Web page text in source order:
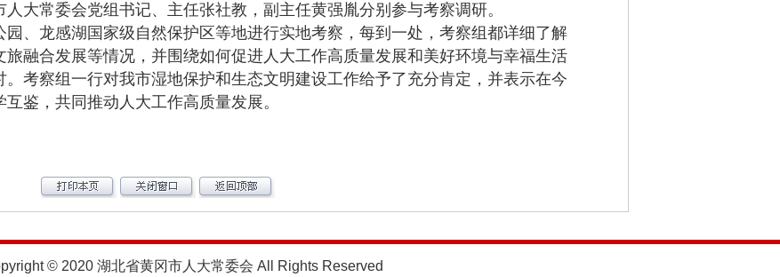
大常委会党组书记、主任张社教，副主任黄强胤分别参与考察调研。
龙感湖国家级自然保护区等地进行实地考察，每到一处，考察组都详细了解
融合发展等情况，并围绕如何促进人大工作高质量发展和美好环境与幸福生活
考察组一行对我市湿地保护和生态文明建设工作给予了充分肯定，并表示在今
鉴，共同推动人大工作高质量发展。
© 2020 湖北省黄冈市人大常委会 All Rights Reserved